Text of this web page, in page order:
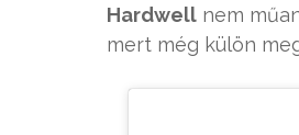
Hardwell nem
mert még külön